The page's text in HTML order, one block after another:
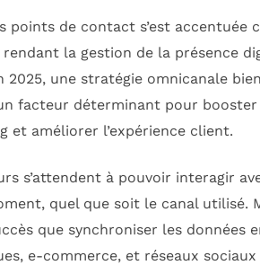
points de contact s’est accentuée
rendant la gestion de la présence
2025, une stratégie omnicanale
facteur déterminant pour
et améliorer l’expérience client.
s’attendent à pouvoir interagir
quel que soit le canal utilisé.
que synchroniser les données
e-commerce, et réseaux